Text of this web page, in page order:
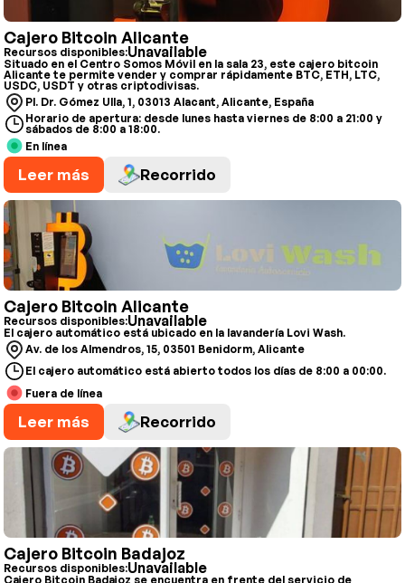
Cajero Bitcoin Alicante
Recursos disponibles:Unavailable
Situado en el Centro Somos Móvil en la sala 23, este cajero bitcoin
Alicante te permite vender y comprar rápidamente BTC, ETH, LTC,
USDC, USDT y otras criptodivisas.
Pl. Dr. Gómez Ulla, 1, 03013 Alacant, Alicante, España
Horario de apertura: desde lunes hasta viernes de 8:00 a 21:00 y
sábados de 8:00 a 18:00.
En línea
Leer más Recorrido
Cajero Bitcoin Alicante
Recursos disponibles:Unavailable
El cajero automático está ubicado en la lavandería Lovi Wash.
Av. de los Almendros, 15, 03501 Benidorm, Alicante
El cajero automático está abierto todos los días de 8:00 a 00:00.
Fuera de línea
Leer más Recorrido
Cajero Bitcoin Badajoz
Recursos disponibles:Unavailable
Cajero Bitcoin Badajoz se encuentra en frente del servicio de